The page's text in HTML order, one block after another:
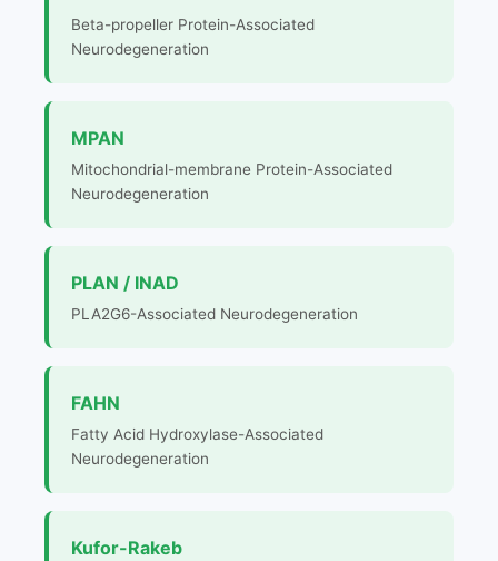
Beta-propeller Protein-Associated
Neurodegeneration
MPAN
Mitochondrial-membrane Protein-Associated
Neurodegeneration
PLAN / INAD
PLA2G6-Associated Neurodegeneration
FAHN
Fatty Acid Hydroxylase-Associated
Neurodegeneration
Kufor-Rakeb